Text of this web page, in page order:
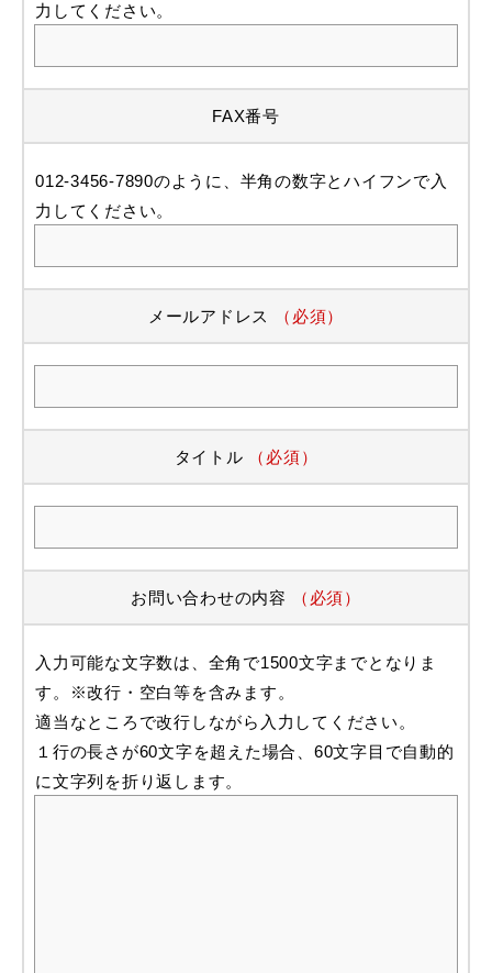
力してください。
FAX番号
012-3456-7890のように、半角の数字とハイフンで入
力してください。
メールアドレス （必須）
タイトル （必須）
お問い合わせの内容 （必須）
入力可能な文字数は、全角で1500文字までとなりま
す。※改行・空白等を含みます。
適当なところで改行しながら入力してください。
１行の長さが60文字を超えた場合、60文字目で自動的
に文字列を折り返します。